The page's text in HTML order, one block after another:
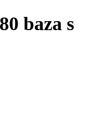
baza s